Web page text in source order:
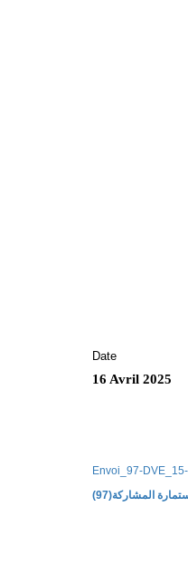
Date
16 Avril 2025
المشاركة(97)